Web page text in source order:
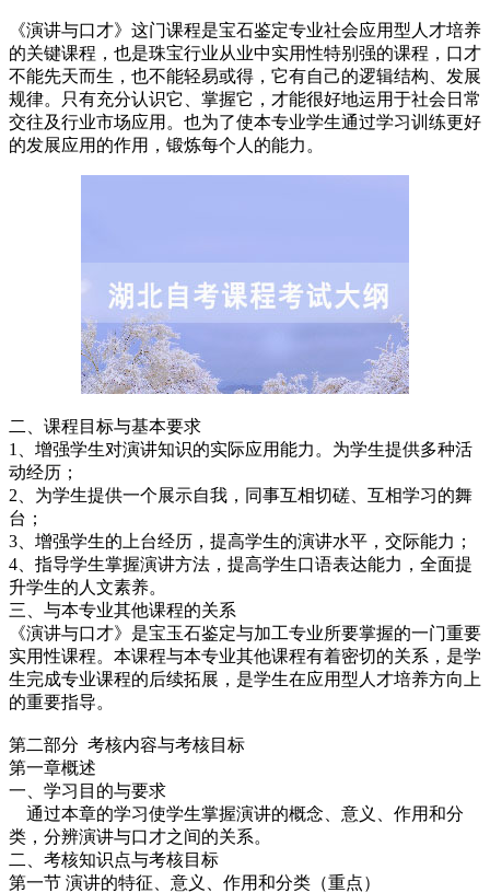
《演讲与口才》这门课程是宝石鉴定专业社会应用型人才培养
的关键课程，也是珠宝行业从业中实用性特别强的课程，口才
不能先天而生，也不能轻易或得，它有自己的逻辑结构、发展
规律。只有充分认识它、掌握它，才能很好地运用于社会日常
交往及行业市场应用。也为了使本专业学生通过学习训练更好
的发展应用的作用，锻炼每个人的能力。
二、课程目标与基本要求
1、增强学生对演讲知识的实际应用能力。为学生提供多种活
动经历；
2、为学生提供一个展示自我，同事互相切磋、互相学习的舞
台；
3、增强学生的上台经历，提高学生的演讲水平，交际能力；
4、指导学生掌握演讲方法，提高学生口语表达能力，全面提
升学生的人文素养。
三、与本专业其他课程的关系
《演讲与口才》是宝玉石鉴定与加工专业所要掌握的一门重要
实用性课程。本课程与本专业其他课程有着密切的关系，是学
生完成专业课程的后续拓展，是学生在应用型人才培养方向上
的重要指导。
第二部分 考核内容与考核目标
第一章概述
一、学习目的与要求
通过本章的学习使学生掌握演讲的概念、意义、作用和分
类，分辨演讲与口才之间的关系。
二、考核知识点与考核目标
第一节 演讲的特征、意义、作用和分类（重点）